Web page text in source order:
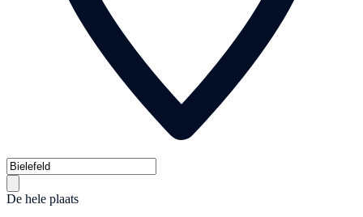
De hele plaats